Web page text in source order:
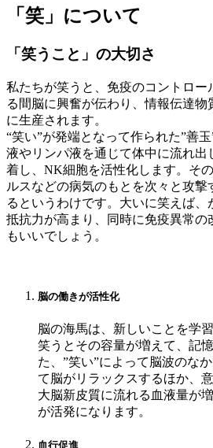
「笑」について
「笑うこと」の大切さ
私たちが笑うと、免疫のコントロー
る間脳に興奮が伝わり、情報伝達物
に生産されます。
“笑い”が発端となって作られた”善
液やリンパ液を通じて体中に流れ
着し、NK細胞を活性化します。そ
ルスなどの病気のもとを次々と攻撃
るというわけです。大いに笑えば、
抵抗力が高まり、同時に免疫異常の
もいいでしょう。
脳の働きが活性化
脳の海馬は、新しいことを学
笑うとその容量が増えて、記
た、”笑い”によって脳波のな
て脳がリラックスするほか、
大脳新皮質に流れる血液量が
が活発になります。
血行促進